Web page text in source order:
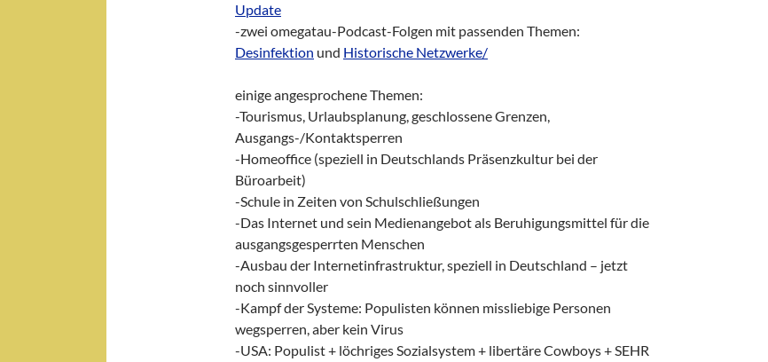
Update
-zwei omegatau-Podcast-Folgen mit passenden Themen:
Desinfektion und Historische Netzwerke/
einige angesprochene Themen:
-Tourismus, Urlaubsplanung, geschlossene Grenzen,
Ausgangs-/Kontaktsperren
-Homeoffice (speziell in Deutschlands Präsenzkultur bei der
Büroarbeit)
-Schule in Zeiten von Schulschließungen
-Das Internet und sein Medienangebot als Beruhigungsmittel für die
ausgangsgesperrten Menschen
-Ausbau der Internetinfrastruktur, speziell in Deutschland – jetzt
noch sinnvoller
-Kampf der Systeme: Populisten können missliebige Personen
wegsperren, aber kein Virus
-USA: Populist + löchriges Sozialsystem + libertäre Cowboys + SEHR